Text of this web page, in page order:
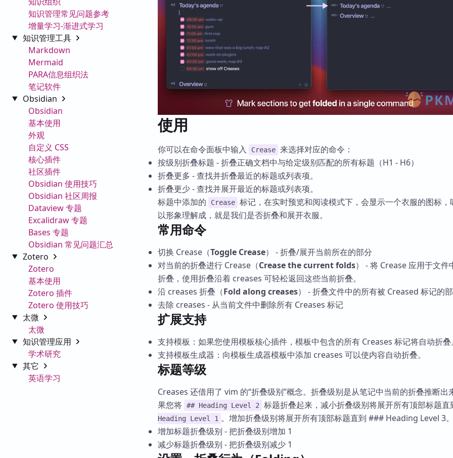
知识管理常见问题参考
增量学习-渐进式学习
知识管理工具
Markdown
Mermaid
PARA信息组织法
笔记软件
Obsidian
Obsidian
基本使用
外观
自定义 CSS
核心插件
社区插件
Obsidian 使用技巧
Obsidian 社区周报
Dataview 专题
Excalidraw 专题
Bases 专题
Obsidian 常见问题汇总
Zotero
Zotero
基本使用
Zotero 插件
Zotero 使用技巧
太微
太微
知识管理应用
学术研究
其它
英语学习
使用
你可以在命令面板中输入 Crease 来选择对应的命令：
按级别折叠标题 - 折叠正确文档中与给定级别匹配的所有标题（H1 - H6）
折叠更多 - 查找并折叠最近的标题或列表项。
折叠更少 - 查找并展开最近的标题或列表项。
标题中添加的
Crease 标记，在实时预览和阅读模式下，会显示一个衣服的图标，
以形象理解成，就是我们是否折叠和展开衣服。
常用命令
切换 Crease（Toggle Crease） - 折叠/展开当前所在的部分
对当前的折叠进行 Crease（Crease the current folds） - 将 Crease 应用于文件
折叠，使用折叠沿着 creases 可轻松返回这些当前折叠。
沿 creases 折叠（Fold along creases） - 折叠文件中的所有被 Creased 标记的
去除 creases - 从当前文件中删除所有 Creases 标记
扩展支持
支持模板：如果您使用模板核心插件，模板中包含的所有 Creases 标记将自动折叠
支持模板生成器：向模板生成器模板中添加 creases 可以使内容自动折叠。
标题等级
Creases 还借用了 vim 的“折叠级别”概念。折叠级别是从笔记中当前的折叠推断出
果您将 ## Heading Level 2 标题折叠起来，减小折叠级别将展开所有顶部标题
Heading Level 1 。增加折叠级别将展开所有顶部标题直到 ### Heading Level 3
增加标题折叠级别 - 把折叠级别增加 1
减少标题折叠级别 - 把折叠级别减少 1